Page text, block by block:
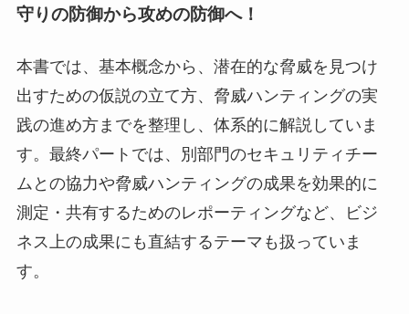
守りの防御から攻めの防御へ！
本書では、基本概念から、潜在的な脅威を見つけ
出すための仮説の立て方、脅威ハンティングの実
践の進め方までを整理し、体系的に解説していま
す。最終パートでは、別部門のセキュリティチー
ムとの協力や脅威ハンティングの成果を効果的に
測定・共有するためのレポーティングなど、ビジ
ネス上の成果にも直結するテーマも扱っていま
す。